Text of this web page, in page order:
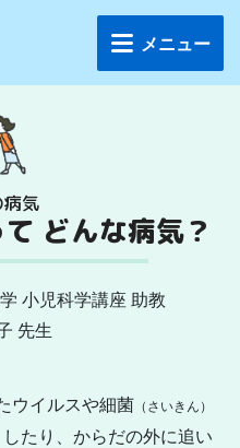
メニュー
病気
どんな病気？
小児科学講座 助教
先生
ウイルスや細菌 （さいきん）
したり、からだの外に追い